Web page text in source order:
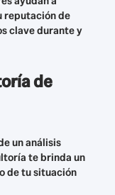
reputación de
clave durante y
de
un análisis
te brinda un
de tu situación